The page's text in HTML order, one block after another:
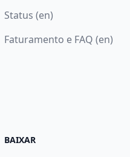
Status (en)
Faturamento e FAQ (en)
BAIXAR